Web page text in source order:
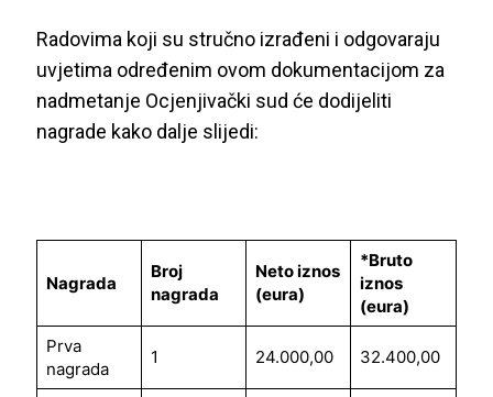
Radovima koji su stručno izrađeni i odgovaraju
uvjetima određenim ovom dokumentacijom za
nadmetanje Ocjenjivački sud će dodijeliti
nagrade kako dalje slijedi:
Nagrada
Broj
nagrada
Neto iznos
(eura)
*Bruto
iznos
(eura)
Prva
nagrada
1 24.000,00 32.400,00